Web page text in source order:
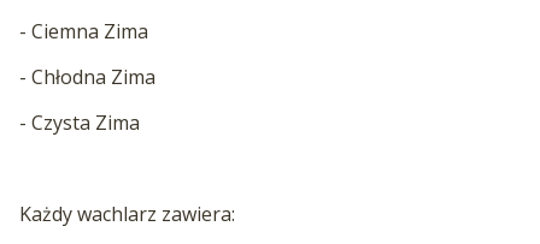
- Ciemna Zima
- Chłodna Zima
- Czysta Zima
Każdy wachlarz zawiera: